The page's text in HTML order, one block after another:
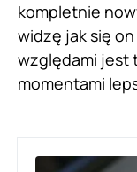
kompletnie
widzę jak się
względami jest
momentami